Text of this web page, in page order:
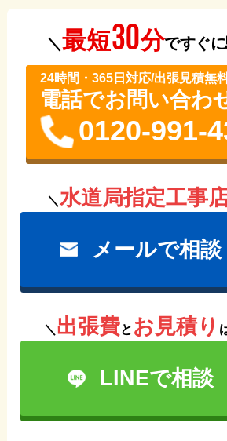
＼最短30分ですぐ
24時間・365⽇対応/出張見積無
電話でお問い合わ
0120-991-
＼ 水道局指定工事
メールで相談
＼ 出張費と お見積り
LINEで相談